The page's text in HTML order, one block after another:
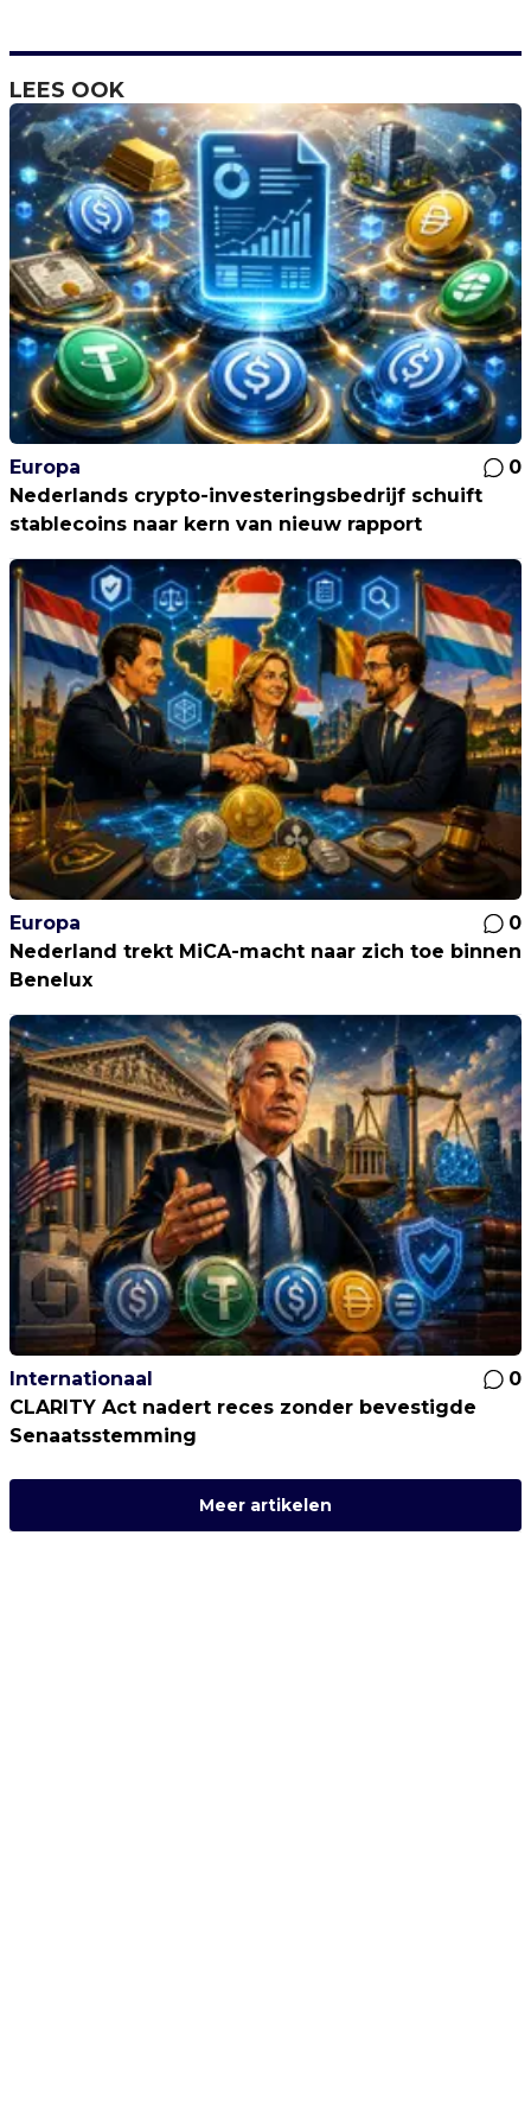
LEES OOK
Europa
0
Nederlands crypto-investeringsbedrijf schuift
stablecoins naar kern van nieuw rapport
Europa
0
Nederland trekt MiCA-macht naar zich toe binnen
Benelux
Internationaal
0
CLARITY Act nadert reces zonder bevestigde
Senaatsstemming
Meer artikelen